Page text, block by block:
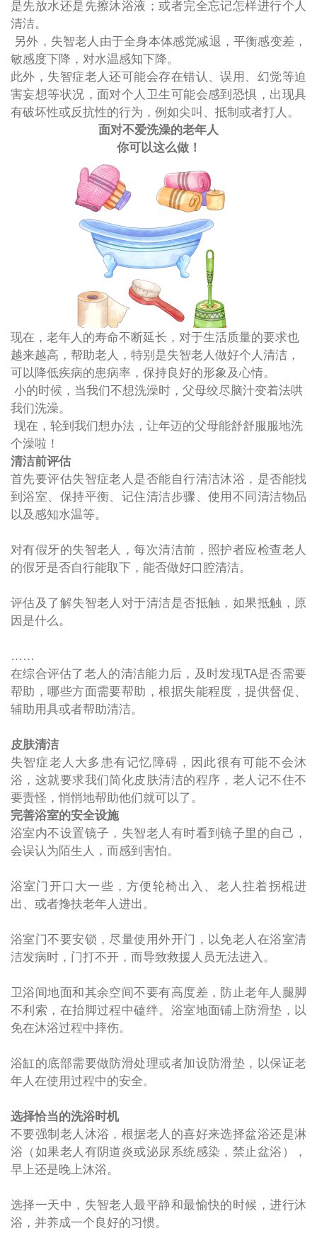
是先放水还是先擦沐浴液 ；或者完全忘记怎样进行个人
清洁。
另外，失智老人由于全身本体感觉减退，平衡感变差，
敏感度下降， 对水温感知下降。
此外，失智症老人还可能会存在错认、误用、幻觉等迫
害妄想等状况，面对个人卫生可能会感到恐惧，出现具
有破坏性或反抗性的行为，例如尖叫、抵制或者打人 。
面对不爱洗澡的老年人
你可以这么做！
现在，老年人的寿命不断延长，对于生活质量的要求也
越来越高，帮助老人，特别是失智老人做好个人清洁，
可以降低疾病的患病率，保持良好的形象及心情。
小的时候，当我们不想洗澡时，父母绞尽脑汁变着法哄
我们洗澡。
现在，轮到我们想办法，让年迈的父母能舒舒服服地洗
个澡啦！
清洁前评估
首先要评估失智症老人是否能自行清洁沐浴，是否能找
到浴室、保持平衡、记住清洁步骤、使用不同清洁物品
以及感知水温等。
对有假牙的失智老人，每次清洁前，照护者应检查老人
的假牙是否自行能取下，能否做好口腔清洁。
评估及了解失智老人对于清洁是否抵触，如果抵触，原
因是什么。
……
在综合评估了老人的清洁能力后，及时发现TA是否需要
帮助，哪些方面需要帮助，根据失能程度，提供督促、
辅助用具或者帮助清洁。
皮肤清洁
失智症老人大多患有记忆障碍，因此很有可能不会沐
浴，这就要求我们简化皮肤清洁的程序，老人记不住不
要责怪，悄悄地帮助他们就可以了。
完善浴室的安全设施
浴室内不设置镜子，失智老人有时看到镜子里的自己，
会误认为陌生人，而感到害怕。
浴室门开口大一些，方便轮椅出入、老人拄着拐棍进
出、或者搀扶老年人进出。
浴室门不要安锁，尽量使用外开门，以免老人在浴室清
洁发病时，门打不开，而导致救援人员无法进入。
卫浴间地面和其余空间不要有高度差，防止老年人腿脚
不利索，在抬脚过程中磕绊。浴室地面铺上防滑垫，以
免在沐浴过程中摔伤。
浴缸的底部需要做防滑处理或者加设防滑垫，以保证老
年人在使用过程中的安全。
选择恰当的洗浴时机
不要强制老人沐浴，根据老人的喜好来选择盆浴还是淋
浴 （如果老人有阴道炎或泌尿系统感染，禁止盆浴）
，
早上还是晚上沐浴。
选择一天中，失智老人最平静和最愉快的时候，进行沐
浴，并养成一个良好的习惯。